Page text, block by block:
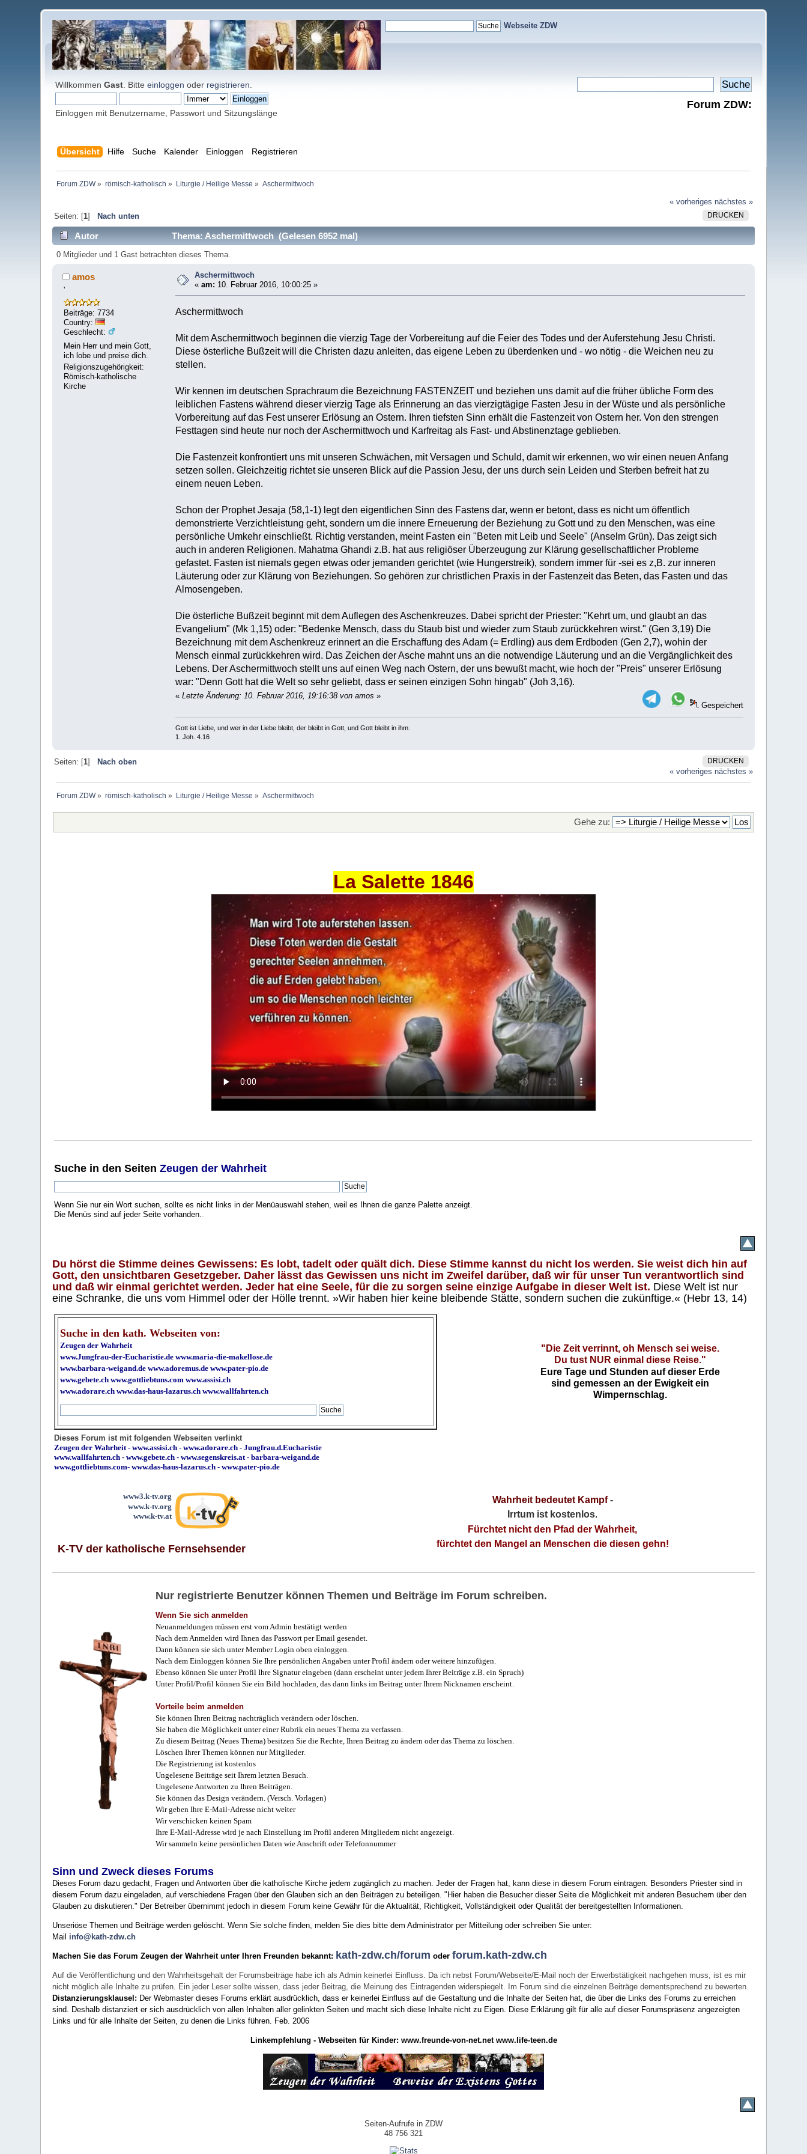
Webseite ZDW
WillkommenGast . Bitteeinloggen oder registrieren
Einloggen mit Benutzername, Passwort und Sitzungslänge
Forum ZDW:
Übersicht Hilfe Suche Kalender Einloggen Registrieren
Forum ZDW» römisch-katholisch » Liturgie / Heilige Messe » Aschermittwoch
« vorheriges nächstes »
DRUCKEN
Seiten: [1] Nach unten
Autor Thema: Aschermittwoch (Gelesen 6952 mal)
0 Mitglieder und 1 Gast betrachten dieses Thema.
amos
'
Beiträge: 7734
Country:
Geschlecht:
Mein Herr und mein Gott,
ich lobe und preise dich.
Religionszugehörigkeit:
Römisch-katholische
Kirche
Aschermittwoch
«am: 10. Februar 2016, 10:00:25 »
Aschermittwoch
Mit dem Aschermittwoch beginnen die vierzig Tage der Vorbereitung auf die Feier des Todes und der Auferstehung Jesu Christi.
Diese österliche Bußzeit will die Christen dazu anleiten, das eigene Leben zu überdenken und - wo nötig - die Weichen neu zu
stellen.
Wir kennen im deutschen Sprachraum die Bezeichnung FASTENZEIT und beziehen uns damit auf die früher übliche Form des
leiblichen Fastens während dieser vierzig Tage als Erinnerung an das vierzigtägige Fasten Jesu in der Wüste und als persönliche
Vorbereitung auf das Fest unserer Erlösung an Ostern. Ihren tiefsten Sinn erhält die Fastenzeit von Ostern her. Von den strengen
Festtagen sind heute nur noch der Aschermittwoch und Karfreitag als Fast- und Abstinenztage geblieben.
Die Fastenzeit konfrontiert uns mit unseren Schwächen, mit Versagen und Schuld, damit wir erkennen, wo wir einen neuen Anfang
setzen sollen. Gleichzeitig richtet sie unseren Blick auf die Passion Jesu, der uns durch sein Leiden und Sterben befreit hat zu
einem neuen Leben.
Schon der Prophet Jesaja (58,1-1) legt den eigentlichen Sinn des Fastens dar, wenn er betont, dass es nicht um öffentlich
demonstrierte Verzichtleistung geht, sondern um die innere Erneuerung der Beziehung zu Gott und zu den Menschen, was eine
persönliche Umkehr einschließt. Richtig verstanden, meint Fasten ein "Beten mit Leib und Seele" (Anselm Grün). Das zeigt sich
auch in anderen Religionen. Mahatma Ghandi z.B. hat aus religiöser Überzeugung zur Klärung gesellschaftlicher Probleme
gefastet. Fasten ist niemals gegen etwas oder jemanden gerichtet (wie Hungerstreik), sondern immer für -sei es z,B. zur inneren
Läuterung oder zur Klärung von Beziehungen. So gehören zur christlichen Praxis in der Fastenzeit das Beten, das Fasten und das
Almosengeben.
Die österliche Bußzeit beginnt mit dem Auflegen des Aschenkreuzes. Dabei spricht der Priester: "Kehrt um, und glaubt an das
Evangelium" (Mk 1,15) oder: "Bedenke Mensch, dass du Staub bist und wieder zum Staub zurückkehren wirst." (Gen 3,19) Die
Bezeichnung mit dem Aschenkreuz erinnert an die Erschaffung des Adam (= Erdling) aus dem Erdboden (Gen 2,7), wohin der
Mensch einmal zurückkehren wird. Das Zeichen der Asche mahnt uns an die notwendige Läuterung und an die Vergänglichkeit des
Lebens. Der Aschermittwoch stellt uns auf einen Weg nach Ostern, der uns bewußt macht, wie hoch der "Preis" unserer Erlösung
war: "Denn Gott hat die Welt so sehr geliebt, dass er seinen einzigen Sohn hingab" (Joh 3,16).
« Letzte Änderung: 10. Februar 2016, 19:16:38 von amos »
Gespeichert
Gott ist Liebe, und wer in der Liebe bleibt, der bleibt in Gott, und Gott bleibt in ihm.
1. Joh. 4.16
DRUCKEN
Seiten: [1] Nach oben
« vorheriges nächstes »
Forum ZDW» römisch-katholisch » Liturgie / Heilige Messe » Aschermittwoch
Gehe zu:
La Salette 1846
Suche in den SeitenZeugen der Wahrheit
Wenn Sie nur ein Wort suchen, sollte es nicht links in der Menüauswahl stehen, weil es Ihnen die ganze Palette anzeigt.
Die Menüs sind auf jeder Seite vorhanden.
Du hörst die Stimme deines Gewissens: Es lobt, tadelt oder quält dich. Diese Stimme kannst du nicht los werden. Sie weist dich hin auf
Gott, den unsichtbaren Gesetzgeber. Daher lässt das Gewissen uns nicht im Zweifel darüber, daß wir für unser Tun verantwortlich sind
und daß wir einmal gerichtet werden. Jeder hat eine Seele, für die zu sorgen seine einzige Aufgabe in dieser Welt ist. Diese Welt ist nur
eine Schranke, die uns vom Himmel oder der Hölle trennt. »Wir haben hier keine bleibende Stätte, sondern suchen die zukünftige.« (Hebr 13, 14)
Suche in den kath. Webseiten von:
Zeugen der Wahrheit
www.Jungfrau-der-Eucharistie.de www.maria-die-makellose.de
www.barbara-weigand.de www.adoremus.de www.pater-pio.de
www.gebete.ch www.gottliebtuns.com www.assisi.ch
www.adorare.ch www.das-haus-lazarus.ch www.wallfahrten.ch
"Die Zeit verrinnt, oh Mensch sei weise.
Du tust NUR einmal diese Reise."
Eure Tage und Stunden auf dieser Erde
sind gemessen an der Ewigkeit ein
Wimpernschlag.
Dieses Forum ist mit folgenden Webseiten verlinkt
Zeugen der Wahrheit -www.assisi.ch -www.adorare.ch -Jungfrau.d.Eucharistie
www.wallfahrten.ch -www.gebete.ch -www.segenskreis.at -barbara-weigand.de
www.gottliebtuns.com-www.das-haus-lazarus.ch - www.pater-pio.de
www3.k-tv.org
www.k-tv.org
www.k-tv.at
K-TV der katholische Fernsehsender
Wahrheit bedeutet Kampf-
Irrtum ist kostenlos.
Fürchtet nicht den Pfad der Wahrheit,
fürchtet den Mangel an Menschen die diesen gehn!
Nur registrierte Benutzer können Themen und Beiträge im Forum schreiben.
Wenn Sie sich anmelden
Neuanmeldungen müssen erst vom Admin bestätigt werden
Nach dem Anmelden wird Ihnen das Passwort per Email gesendet.
Dann können sie sich unter Member Login oben einloggen.
Nach dem Einloggen können Sie Ihre persönlichen Angaben unter Profil ändern oder weitere hinzufügen.
Ebenso können Sie unter Profil Ihre Signatur eingeben (dann erscheint unter jedem Ihrer Beiträge z.B. ein Spruch)
Unter Profil/Profil können Sie ein Bild hochladen, das dann links im Beitrag unter Ihrem Nicknamen erscheint.
Vorteile beim anmelden
Sie können Ihren Beitrag nachträglich verändern oder löschen.
Sie haben die Möglichkeit unter einer Rubrik ein neues Thema zu verfassen.
Zu diesem Beitrag (Neues Thema) besitzen Sie die Rechte, Ihren Beitrag zu ändern oder das Thema zu löschen.
Löschen Ihrer Themen können nur Mitglieder.
Die Registrierung ist kostenlos
Ungelesene Beiträge seit Ihrem letzten Besuch.
Ungelesene Antworten zu Ihren Beiträgen.
Sie können das Design verändern. (Versch. Vorlagen)
Wir geben Ihre E-Mail-Adresse nicht weiter
Wir verschicken keinen Spam
Ihre E-Mail-Adresse wird je nach Einstellung im Profil anderen Mitgliedern nicht angezeigt.
Wir sammeln keine persönlichen Daten wie Anschrift oder Telefonnummer
Sinn und Zweck dieses Forums
Dieses Forum dazu gedacht, Fragen und Antworten über die katholische Kirche jedem zugänglich zu machen. Jeder der Fragen hat, kann diese in diesem Forum eintragen. Besonders Priester sind in
diesem Forum dazu eingeladen, auf verschiedene Fragen über den Glauben sich an den Beiträgen zu beteiligen. "Hier haben die Besucher dieser Seite die Möglichkeit mit anderen Besuchern über den
Glauben zu diskutieren." Der Betreiber übernimmt jedoch in diesem Forum keine Gewähr für die Aktualität, Richtigkeit, Vollständigkeit oder Qualität der bereitgestellten Informationen.
Unseriöse Themen und Beiträge werden gelöscht. Wenn Sie solche finden, melden Sie dies bitte dem Administrator per Mitteilung oder schreiben Sie unter:
Mail info@kath-zdw.ch
Machen Sie das Forum Zeugen der Wahrheit unter Ihren Freunden bekannt: kath-zdw.ch/forum oderforum.kath-zdw.ch
Auf die Veröffentlichung und den Wahrheitsgehalt der Forumsbeiträge habe ich als Admin keinerlei Einfluss. Da ich nebst Forum/Webseite/E-Mail noch der Erwerbstätigkeit nachgehen muss, ist es mir
nicht möglich alle Inhalte zu prüfen. Ein jeder Leser sollte wissen, dass jeder Beitrag, die Meinung des Eintragenden widerspiegelt. Im Forum sind die einzelnen Beiträge dementsprechend zu bewerten.
Distanzierungsklausel: Der Webmaster dieses Forums erklärt ausdrücklich, dass er keinerlei Einfluss auf die Gestaltung und die Inhalte der Seiten hat, die über die Links des Forums zu erreichen
sind. Deshalb distanziert er sich ausdrücklich von allen Inhalten aller gelinkten Seiten und macht sich diese Inhalte nicht zu Eigen. Diese Erklärung gilt für alle auf dieser Forumspräsenz angezeigten
Links und für alle Inhalte der Seiten, zu denen die Links führen. Feb. 2006
Linkempfehlung - Webseiten für Kinder: www.freunde-von-net.net www.life-teen.de
Seiten-Aufrufe in ZDW
48 756 321